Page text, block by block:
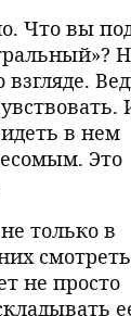
Что вы
в нем
Это
только в
не просто